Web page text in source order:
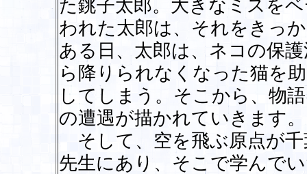
た銚子太郎。大きなミスを
われた太郎は、それをきっ
ある日、太郎は、ネコの保
ら降りられなくなった猫を
してしまう。そこから、物
の遭遇が描かれていきます。
そして、空を飛ぶ原点が
先生にあり、そこで学んで